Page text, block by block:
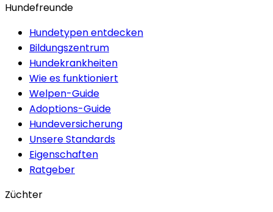
Hundefreunde
Hundetypen entdecken
Bildungszentrum
Hundekrankheiten
Wie es funktioniert
Welpen-Guide
Adoptions-Guide
Hundeversicherung
Unsere Standards
Eigenschaften
Ratgeber
Züchter